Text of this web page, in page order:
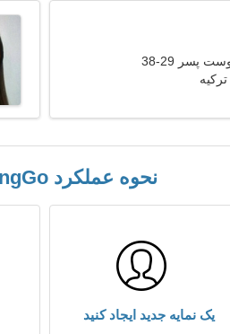
پسر 29-38
نحوه عملکرد TurDatingGo
یک نمایه جدید ایجاد کنید